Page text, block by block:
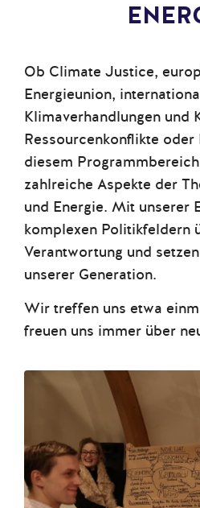
Ob Climate Justice,
Energieunion,
Klimaverhandlungen und
Ressourcenkonflikte oder
diesem
zahlreiche Aspekte der
und Energie. Mit unserer
komplexen Politikfeldern
Verantwortung und
unserer Generation.
Wir treffen uns etwa
freuen uns immer über